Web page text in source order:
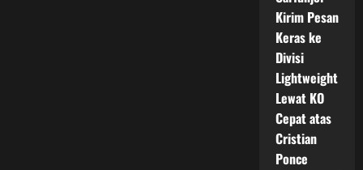
Kirim Pesan
Keras ke
Divisi
Lightweight
Lewat KO
Cepat atas
Cristian
Ponce